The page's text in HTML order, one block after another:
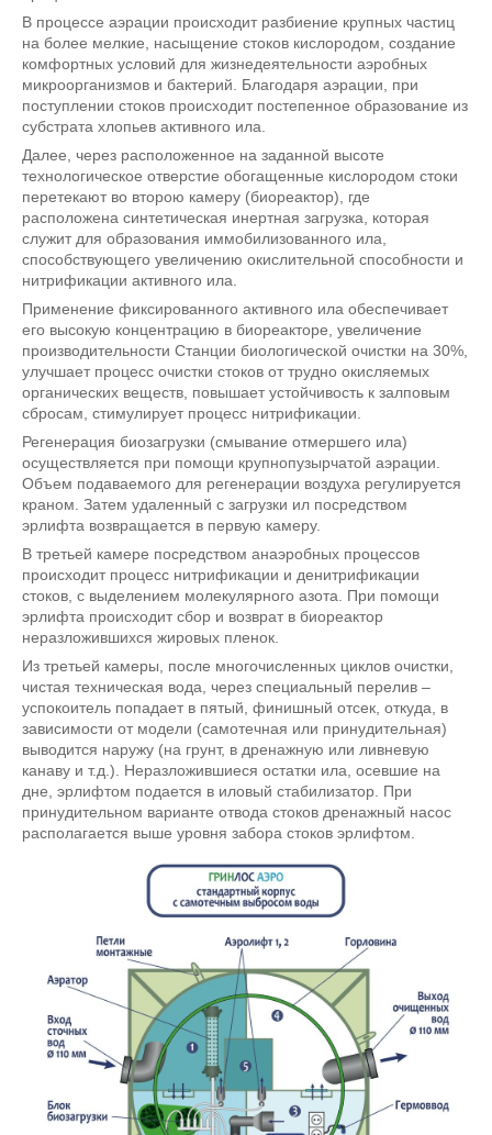
В процессе аэрации происходит разбиение крупных частиц
на более мелкие, насыщение стоков кислородом, создание
комфортных условий для жизнедеятельности аэробных
микроорганизмов и бактерий. Благодаря аэрации, при
поступлении стоков происходит постепенное образование из
субстрата хлопьев активного ила.
Далее, через расположенное на заданной высоте
технологическое отверстие обогащенные кислородом стоки
перетекают во второю камеру (биореактор), где
расположена синтетическая инертная загрузка, которая
служит для образования иммобилизованного ила,
способствующего увеличению окислительной способности и
нитрификации активного ила.
Применение фиксированного активного ила обеспечивает
его высокую концентрацию в биореакторе, увеличение
производительности Станции биологической очистки на 30%,
улучшает процесс очистки стоков от трудно окисляемых
органических веществ, повышает устойчивость к залповым
сбросам, стимулирует процесс нитрификации.
Регенерация биозагрузки (смывание отмершего ила)
осуществляется при помощи крупнопузырчатой аэрации.
Объем подаваемого для регенерации воздуха регулируется
краном. Затем удаленный с загрузки ил посредством
эрлифта возвращается в первую камеру.
В третьей камере посредством анаэробных процессов
происходит процесс нитрификации и денитрификации
стоков, с выделением молекулярного азота. При помощи
эрлифта происходит сбор и возврат в биореактор
неразложившихся жировых пленок.
Из третьей камеры, после многочисленных циклов очистки,
чистая техническая вода, через специальный перелив –
успокоитель попадает в пятый, финишный отсек, откуда, в
зависимости от модели (самотечная или принудительная)
выводится наружу (на грунт, в дренажную или ливневую
канаву и т.д.). Неразложившиеся остатки ила, осевшие на
дне, эрлифтом подается в иловый стабилизатор. При
принудительном варианте отвода стоков дренажный насос
располагается выше уровня забора стоков эрлифтом.